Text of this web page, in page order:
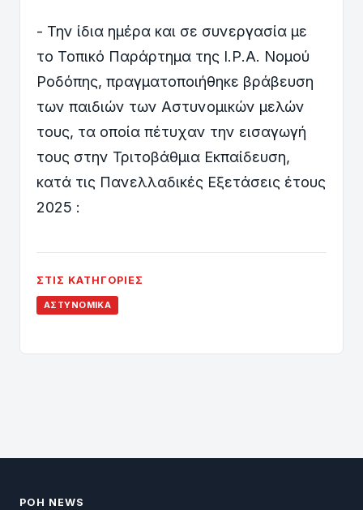
- Την ίδια ημέρα και σε συνεργασία με
το Τοπικό Παράρτημα της Ι.Ρ.Α. Νομού
Ροδόπης, πραγματοποιήθηκε βράβευση
των παιδιών των Αστυνομικών μελών
τους, τα οποία πέτυχαν την εισαγωγή
τους στην Τριτοβάθμια Εκπαίδευση,
κατά τις Πανελλαδικές Εξετάσεις έτους
2025 :
ΣΤΙΣ ΚΑΤΗΓΟΡΊΕΣ
ΑΣΤΥΝΟΜΙΚΆ
ΡΟΗ NEWS